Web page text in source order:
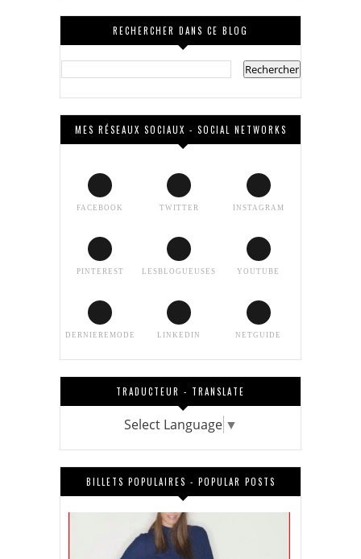
RECHERCHER DANS CE BLOG
MES RÉSEAUX SOCIAUX - SOCIAL NETWORKS
FACEBOOK TWITTER INSTAGRAM
PINTEREST LESBLOGUEUSES YOUTUBE
DERNIEREMODE LINKEDIN NETGUIDE
TRADUCTEUR - TRANSLATE
Select Language ▼
BILLETS POPULAIRES - POPULAR POSTS